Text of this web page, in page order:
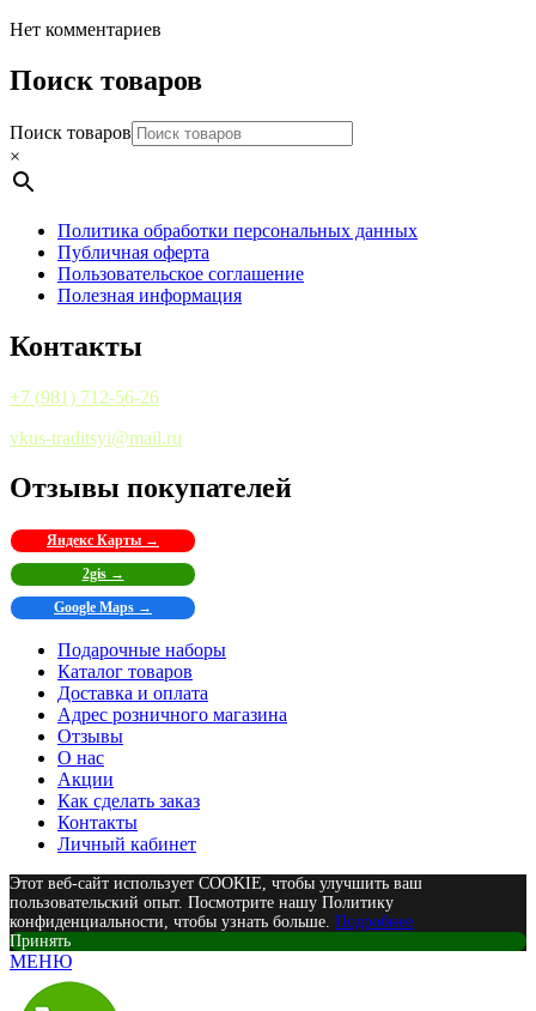
Нет комментариев
Поиск товаров
Поиск товаров
×
Политика обработки персональных данных
Публичная оферта
Пользовательское соглашение
Полезная информация
Контакты
+7 (981) 712-56-26
vkus-traditsyi@mail.ru
Отзывы покупателей
Яндекс Карты →
2gis →
Google Maps →
Подарочные наборы
Каталог товаров
Доставка и оплата
Адрес розничного магазина
Отзывы
О нас
Акции
Как сделать заказ
Контакты
Личный кабинет
Этот веб-сайт использует COOKIE, чтобы улучшить ваш
пользовательский опыт. Посмотрите нашу Политику
конфиденциальности, чтобы узнать больше. Подробнее
Принять
МЕНЮ